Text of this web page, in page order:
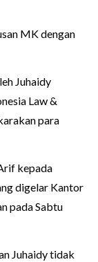
MK dengan
Juhaidy
Law &
para
kepada
digelar Kantor
pada Sabtu
Juhaidy tidak